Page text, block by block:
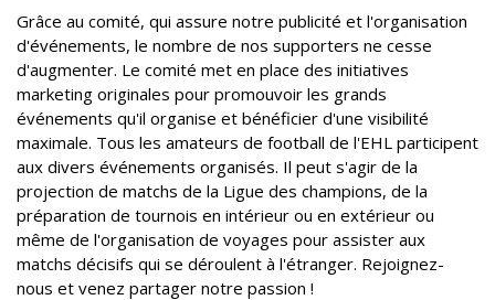
Grâce au comité, qui assure notre publicité et l'organisation
d'événements, le nombre de nos supporters ne cesse
d'augmenter. Le comité met en place des initiatives
marketing originales pour promouvoir les grands
événements qu'il organise et bénéficier d'une visibilité
maximale. Tous les amateurs de football de l'EHL participent
aux divers événements organisés. Il peut s'agir de la
projection de matchs de la Ligue des champions, de la
préparation de tournois en intérieur ou en extérieur ou
même de l'organisation de voyages pour assister aux
matchs décisifs qui se déroulent à l'étranger. Rejoignez-
nous et venez partager notre passion !